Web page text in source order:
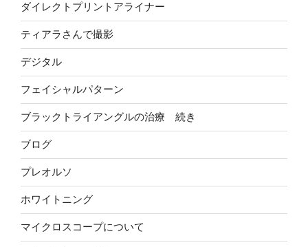
ダイレクトプリントアライナー
ティアラさんで撮影
デジタル
フェイシャルパターン
ブラックトライアングルの治療 続き
ブログ
プレオルソ
ホワイトニング
マイクロスコープについて